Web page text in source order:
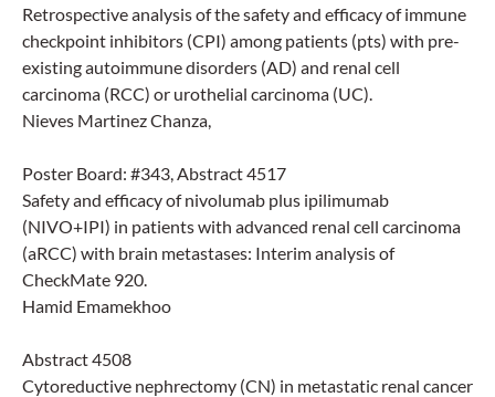
Retrospective analysis of the safety and efficacy of immune
checkpoint inhibitors (CPI) among patients (pts) with pre-
existing autoimmune disorders (AD) and renal cell
carcinoma (RCC) or urothelial carcinoma (UC).
Nieves Martinez Chanza,
Poster Board: #343, Abstract 4517
Safety and efficacy of nivolumab plus ipilimumab
(NIVO+IPI) in patients with advanced renal cell carcinoma
(aRCC) with brain metastases: Interim analysis of
CheckMate 920.
Hamid Emamekhoo
Abstract 4508
Cytoreductive nephrectomy (CN) in metastatic renal cancer